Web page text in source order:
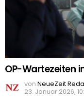
OP-Wartezeiten
von NeueZeit
23. Januar 2026,